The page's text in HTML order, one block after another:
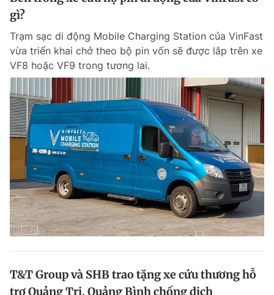
Đọc Thanh Niên trên điện thoại
Theo dõi báo trên
Hotline
0906 645 777
Liên hệ quảng cáo
0908 780 404
Đặt báo Quảng cáo RSS Tòa soạn Chính sách bảo
Phó tổng biên tập: Lâm Hiếu Dũng
Phó tổng biên tập: Trần Việt Hưng
Tổng thư ký tòa soạn: Đức Trung
gì?
Trạm sạc di động Mobile Charging Station của VinFast
vừa triển khai chở theo bộ pin vốn sẽ được lắp trên xe
VF8 hoặc VF9 trong tương lai.
T&T Group và SHB trao tặng xe cứu thương hỗ
trợ Quảng Trị, Quảng Bình chống dịch